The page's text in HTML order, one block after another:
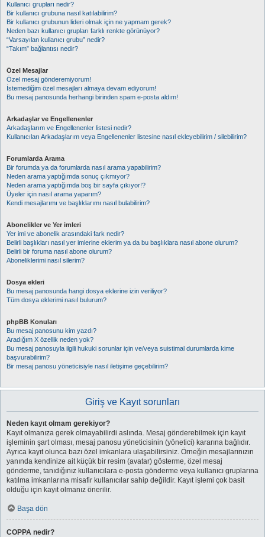
Kullanıcı grupları nedir?
Bir kullanıcı grubuna nasıl katılabilirim?
Bir kullanıcı grubunun lideri olmak için ne yapmam gerek?
Neden bazı kullanıcı grupları farklı renkte görünüyor?
“Varsayılan kullanıcı grubu” nedir?
“Takım” bağlantısı nedir?
Özel Mesajlar
Özel mesaj gönderemiyorum!
İstemediğim özel mesajları almaya devam ediyorum!
Bu mesaj panosunda herhangi birinden spam e-posta aldım!
Arkadaşlar ve Engellenenler
Arkadaşlarım ve Engellenenler listesi nedir?
Kullanıcıları Arkadaşlarım veya Engellenenler listesine nasıl ekleyebilirim / silebilirim?
Forumlarda Arama
Bir forumda ya da forumlarda nasıl arama yapabilirim?
Neden arama yaptığımda sonuç çıkmıyor?
Neden arama yaptığımda boş bir sayfa çıkıyor!?
Üyeler için nasıl arama yaparım?
Kendi mesajlarımı ve başlıklarımı nasıl bulabilirim?
Abonelikler ve Yer imleri
Yer imi ve abonelik arasındaki fark nedir?
Belirli başlıkları nasıl yer imlerine eklerim ya da bu başlıklara nasıl abone olurum?
Belirli bir foruma nasıl abone olurum?
Aboneliklerimi nasıl silerim?
Dosya ekleri
Bu mesaj panosunda hangi dosya eklerine izin veriliyor?
Tüm dosya eklerimi nasıl bulurum?
phpBB Konuları
Bu mesaj panosunu kim yazdı?
Aradığım X özellik neden yok?
Bu mesaj panosuyla ilgili hukuki sorunlar için ve/veya suistimal durumlarda kime
başvurabilirim?
Bir mesaj panosu yöneticisiyle nasıl iletişime geçebilirim?
Giriş ve Kayıt sorunları
Neden kayıt olmam gerekiyor?
Kayıt olmanıza gerek olmayabilirdi aslında. Mesaj gönderebilmek için kayıt
işleminin şart olması, mesaj panosu yöneticisinin (yönetici) kararına bağlıdır.
Ayrıca kayıt olunca bazı özel imkanlara ulaşabilirsiniz. Örneğin mesajlarınızın
yanında kendinize ait küçük bir resim (avatar) gösterme, özel mesaj
gönderme, tanıdığınız kullanıcılara e-posta gönderme veya kullanıcı gruplarına
katılma imkanlarına misafir kullanıcılar sahip değildir. Kayıt işlemi çok basit
olduğu için kayıt olmanız önerilir.
Başa dön
COPPA nedir?